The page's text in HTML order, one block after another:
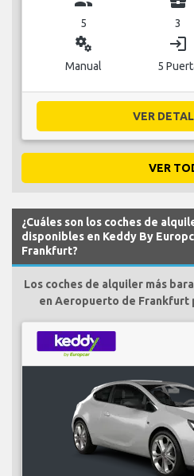
5 3
miscellaneous_services
Manual
login
5
VER
VER
¿Cuáles son los coches de
disponibles en Keddy By
Frankfurt?
Los coches de alquiler más
en Aeropuerto de Frankfurt